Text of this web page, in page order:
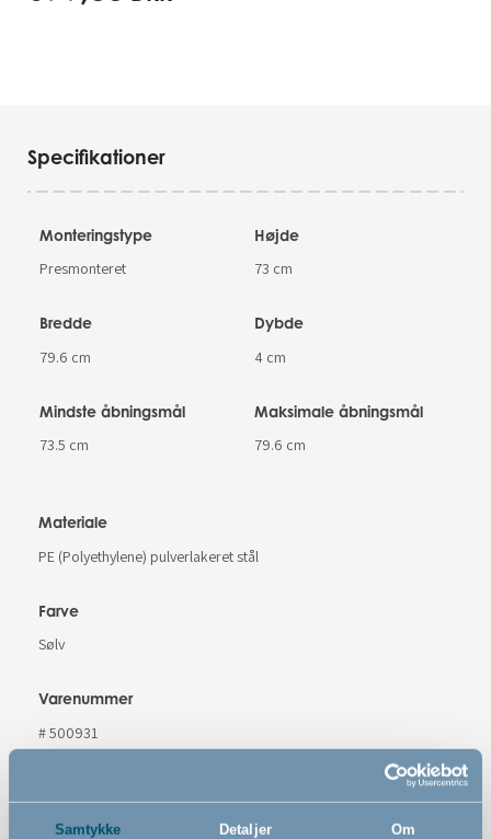
Samtykke Detaljer Om
Specifikationer
Monteringstype
Presmonteret
Højde
73 cm
Bredde
79.6 cm
Dybde
4 cm
Mindste åbningsmål
73.5 cm
Maksimale åbningsmål
79.6 cm
Materiale
PE (Polyethylene) pulverlakeret stål
Farve
Sølv
Varenummer
# 500931
EN 1930 : 2011